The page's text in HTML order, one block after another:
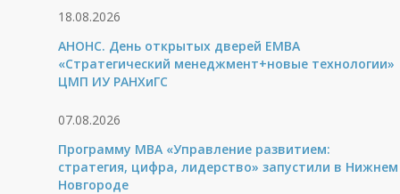
18.08.2026
АНОНС. День открытых дверей ЕМВА
«Стратегический менеджмент+новые технологии»
ЦМП ИУ РАНХиГС
07.08.2026
Программу MBA «Управление развитием:
стратегия, цифра, лидерство» запустили в Нижнем
Новгороде